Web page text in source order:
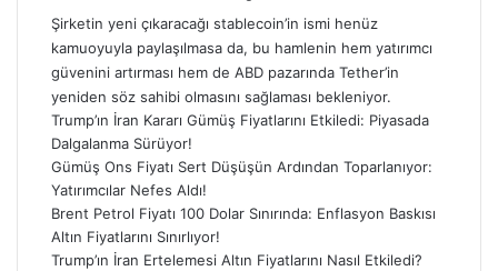
Şirketin yeni çıkaracağı stablecoin’in ismi henüz
kamuoyuyla paylaşılmasa da, bu hamlenin hem yatırımcı
güvenini artırması hem de ABD pazarında Tether’in
yeniden söz sahibi olmasını sağlaması bekleniyor.
Trump’ın İran Kararı Gümüş Fiyatlarını Etkiledi: Piyasada
Dalgalanma Sürüyor!
Gümüş Ons Fiyatı Sert Düşüşün Ardından Toparlanıyor:
Yatırımcılar Nefes Aldı!
Brent Petrol Fiyatı 100 Dolar Sınırında: Enflasyon Baskısı
Altın Fiyatlarını Sınırlıyor!
Trump’ın İran Ertelemesi Altın Fiyatlarını Nasıl Etkiledi?